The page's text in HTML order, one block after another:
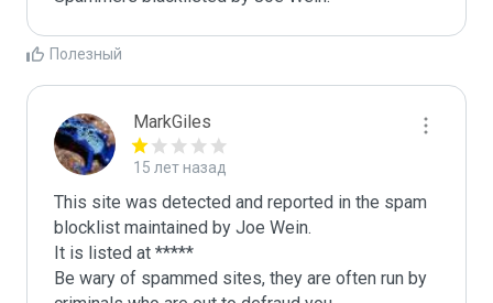
Полезный
MarkGiles
15 лет назад
This site was detected and reported in the spam
blocklist maintained by Joe Wein.
It is listed at *****
Be wary of spammed sites, they are often run by